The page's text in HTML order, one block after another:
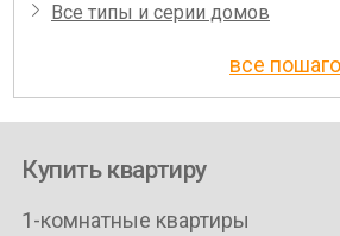
Все типы и серии домов
все
Купить квартиру
1-комнатные квартиры